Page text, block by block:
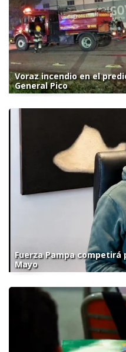
Voraz incendio en el
General Pico
Fuerza Pampa competirá
Mayo